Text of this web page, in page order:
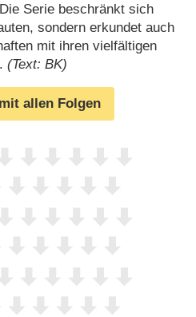
Serie beschränkt sich
sondern erkundet auch
mit ihren vielfältigen
(Text: BK)
allen Folgen